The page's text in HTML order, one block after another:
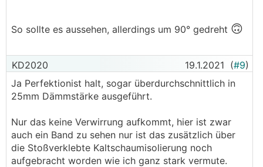
So sollte es aussehen, allerdings um 90° gedreht 🙃
KD2020 19.1.2021 (#9)
Ja Perfektionist halt, sogar überdurchschnittlich in
25mm Dämmstärke ausgeführt.
Nur das keine Verwirrung aufkommt, hier ist zwar
auch ein Band zu sehen nur ist das zusätzlich über
die Stoßverklebte Kaltschaumisolierung noch
aufgebracht worden wie ich ganz stark vermute.